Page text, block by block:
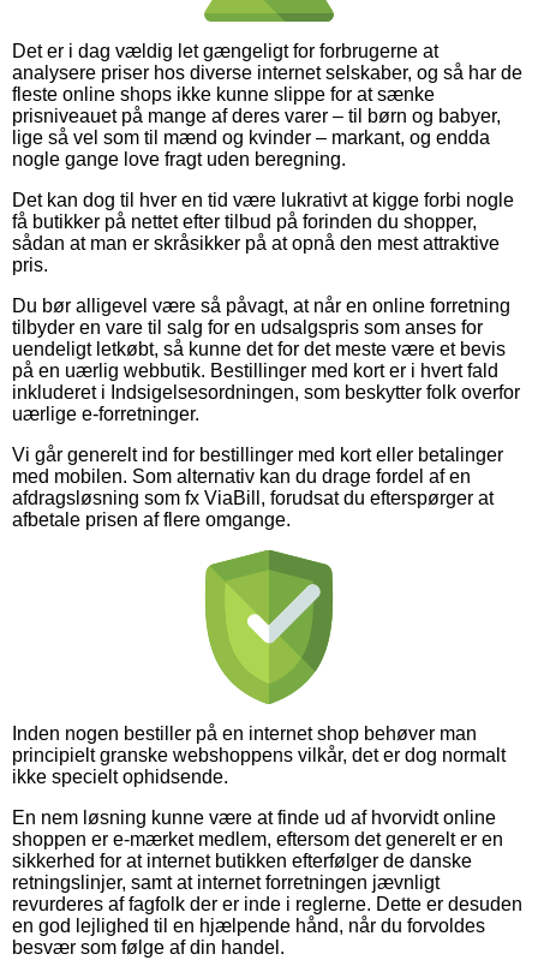
Det er i dag vældig let gængeligt for forbrugerne at
analysere priser hos diverse internet selskaber, og så har de
fleste online shops ikke kunne slippe for at sænke
prisniveauet på mange af deres varer – til børn og babyer,
lige så vel som til mænd og kvinder – markant, og endda
nogle gange love fragt uden beregning.
Det kan dog til hver en tid være lukrativt at kigge forbi nogle
få butikker på nettet efter tilbud på forinden du shopper,
sådan at man er skråsikker på at opnå den mest attraktive
pris.
Du bør alligevel være så påvagt, at når en online forretning
tilbyder en vare til salg for en udsalgspris som anses for
uendeligt letkøbt, så kunne det for det meste være et bevis
på en uærlig webbutik. Bestillinger med kort er i hvert fald
inkluderet i Indsigelsesordningen, som beskytter folk overfor
uærlige e-forretninger.
Vi går generelt ind for bestillinger med kort eller betalinger
med mobilen. Som alternativ kan du drage fordel af en
afdragsløsning som fx ViaBill, forudsat du efterspørger at
afbetale prisen af flere omgange.
Inden nogen bestiller på en internet shop behøver man
principielt granske webshoppens vilkår, det er dog normalt
ikke specielt ophidsende.
En nem løsning kunne være at finde ud af hvorvidt online
shoppen er e-mærket medlem, eftersom det generelt er en
sikkerhed for at internet butikken efterfølger de danske
retningslinjer, samt at internet forretningen jævnligt
revurderes af fagfolk der er inde i reglerne. Dette er desuden
en god lejlighed til en hjælpende hånd, når du forvoldes
besvær som følge af din handel.